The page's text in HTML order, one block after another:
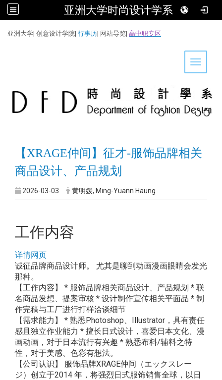
亚洲大学时尚设计学系
亚洲大学| 创意设计学院| 行事历| 网站导览| 高中职专区
Toggle
【XRAGE仲间】征才-服饰品牌相关
商品设计、产品规划
2026-03-03 黄明媛, Ming-Yuann Haung
工作内容
详情网页
诚征品牌商品设计师。 尤其是聊到动画漫画眼睛会发光
那种。
【工作内容】 * 服饰品牌相关商品设计、产品规划 * 联
名商品发想、提案审核 * 设计制作宣传相关平面品 * 制
作完稿与工厂进行打样洽谈细节
【需求能力】 * 熟悉Photoshop、Illustrator，具有责任
感且独立作业能力 * 擅长日式设计，喜爱日本文化、漫
画动画，对于日本流行有兴趣 * 熟悉布料/辅料之特
性，对于美感、色彩有想法。
【公司认识】 服饰品牌XRAGE仲间（エックスレー
ジ）创立于2014 年，将强烈日式服饰销售全球，以日